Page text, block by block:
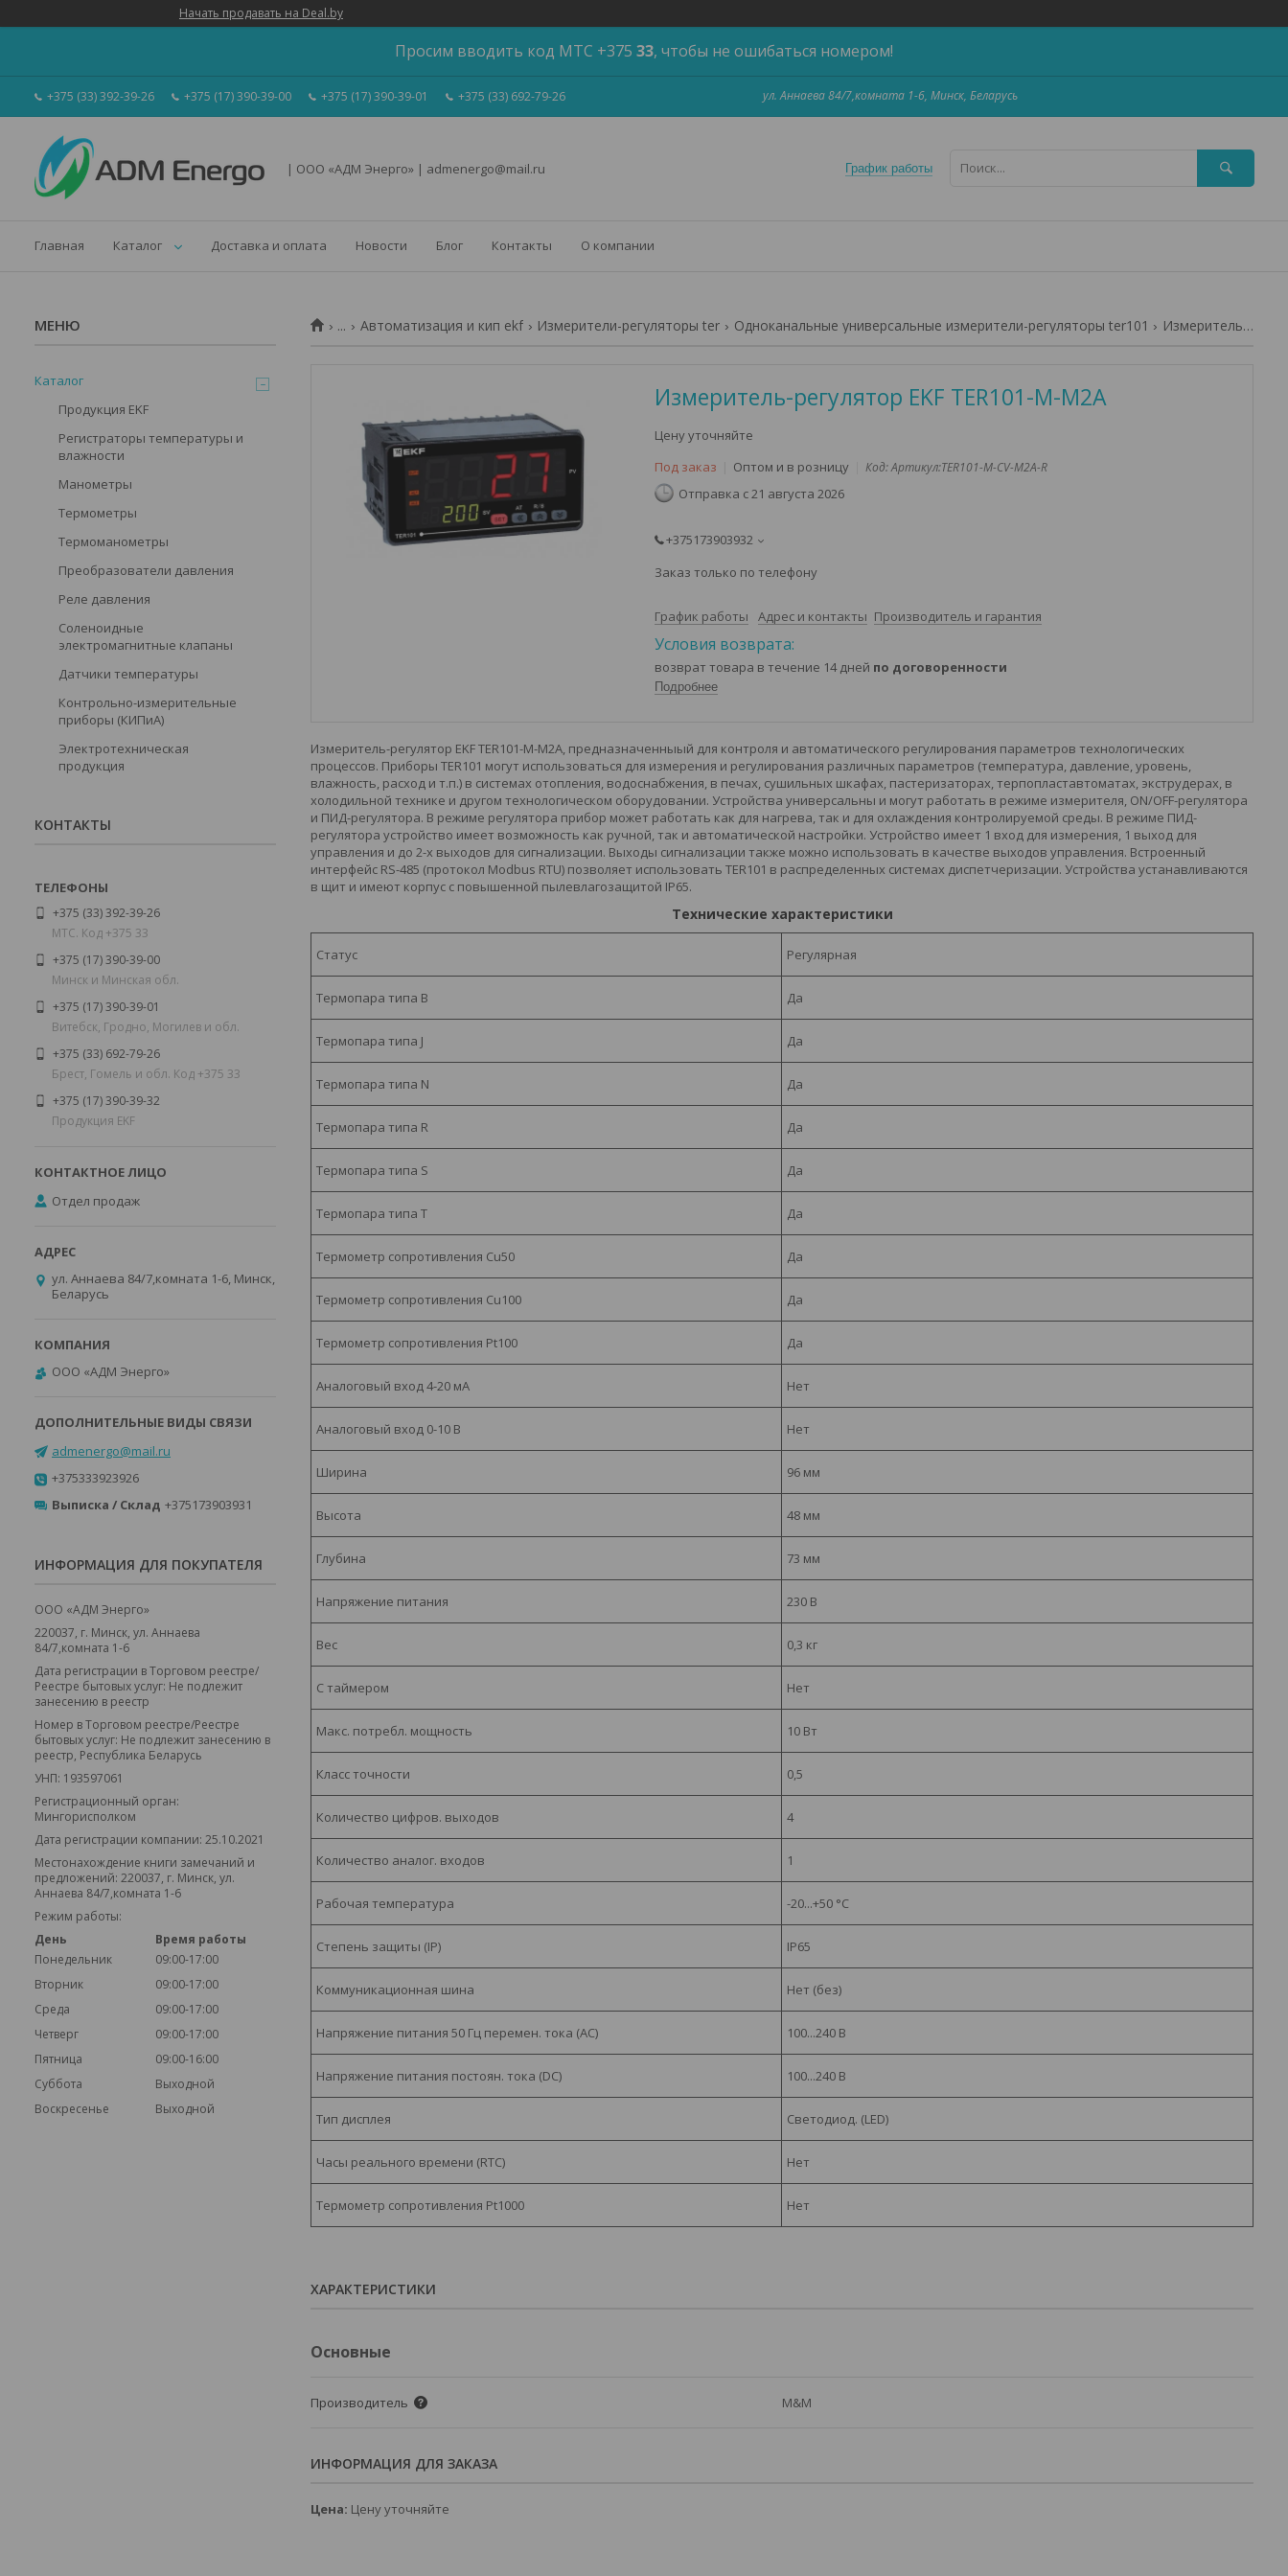
Начать продавать на Deal.by
Просим вводить код МТС +375 33, чтобы не ошибаться номером!
+375 (33) 392-39-26 +375 (17) 390-39-00 +375 (17) 390-39-01 +375 (33) 692-79-26 ул. Аннаева 84/7,комната 1-6, Минск, Беларусь
| ООО «АДМ Энерго» | admenergo@mail.ru График работы
Главная Каталог Доставка и оплата Новости Блог Контакты О компании
... Автоматизация и кип ekf Измерители-регуляторы ter Одноканальные универсальные измерители-регуляторы ter101 Измеритель-регулятор ekf ter101-m-m2a
Измеритель-регулятор EKF TER101-M-M2A
Цену уточняйте
Под заказ
Оптом и в розницу Код:Артикул:TER101-M-CV-M2A-R
Отправка с 21 августа 2026
+375173903932
Заказ только по телефону
График работы Адрес и контакты Производитель и гарантия
возврат товара в течение 14 дней по договоренности
Подробнее
Измеритель-регулятор EKF TER101-M-M2A, предназначенныый для контроля и автоматического регулирования параметров технологических
процессов. Приборы TER101 могут использоваться для измерения и регулирования различных параметров (температура, давление, уровень,
влажность, расход и т.п.) в системах отопления, водоснабжения, в печах, сушильных шкафах, пастеризаторах, терпопластавтоматах, экструдерах, в
холодильной технике и другом технологическом оборудовании. Устройства универсальны и могут работать в режиме измерителя, ON/OFF-регулятора
и ПИД-регулятора. В режиме регулятора прибор может работать как для нагрева, так и для охлаждения контролируемой среды. В режиме ПИД-
регулятора устройство имеет возможность как ручной, так и автоматической настройки. Устройство имеет 1 вход для измерения, 1 выход для
управления и до 2-х выходов для сигнализации. Выходы сигнализации также можно использовать в качестве выходов управления. Встроенный
интерфейс RS-485 (протокол Modbus RTU) позволяет использовать TER101 в распределенных системах диспетчеризации. Устройства устанавливаются
в щит и имеют корпус с повышенной пылевлагозащитой IP65.
Технические характеристики
Статус Регулярная
Термопара типа В Да
Термопара типа J Да
Термопара типа N Да
Термопара типа R Да
Термопара типа S Да
Термопара типа T Да
Термометр сопротивления Cu50 Да
Термометр сопротивления Cu100 Да
Термометр сопротивления Pt100 Да
Аналоговый вход 4-20 мА Нет
Аналоговый вход 0-10 В Нет
Ширина 96 мм
Высота 48 мм
Глубина 73 мм
Напряжение питания 230 В
Вес 0,3 кг
С таймером Нет
Макс. потребл. мощность 10 Вт
Класс точности 0,5
Количество цифров. выходов 4
Количество аналог. входов 1
Рабочая температура -20...+50 °C
Степень защиты (IP) IP65
Коммуникационная шина Нет (без)
Напряжение питания 50 Гц перемен. тока (AC) 100...240 В
Напряжение питания постоян. тока (DC) 100...240 В
Тип дисплея Светодиод. (LED)
Часы реального времени (RTC) Нет
Термометр сопротивления Pt1000 Нет
ХАРАКТЕРИСТИКИ
Основные
Производитель M&M
ИНФОРМАЦИЯ ДЛЯ ЗАКАЗА
Цена: Цену уточняйте
Каталог
Продукция EKF
Регистраторы температуры и
влажности
Манометры
Термометры
Термоманометры
Преобразователи давления
Реле давления
Соленоидные
электромагнитные клапаны
Датчики температуры
Контрольно-измерительные
приборы (КИПиА)
Электротехническая
продукция
КОНТАКТЫ
+375 (33) 392-39-26
МТС. Код +375 33
+375 (17) 390-39-00
Минск и Минская обл.
+375 (17) 390-39-01
Витебск, Гродно, Могилев и обл.
+375 (33) 692-79-26
Брест, Гомель и обл. Код +375 33
+375 (17) 390-39-32
Продукция EKF
Отдел продаж
ул. Аннаева 84/7,комната 1-6, Минск,
Беларусь
ООО «АДМ Энерго»
admenergo@mail.ru
+375333923926
Выписка / Склад +375173903931
ИНФОРМАЦИЯ ДЛЯ ПОКУПАТЕЛЯ
ООО «АДМ Энерго»
220037, г. Минск, ул. Аннаева
84/7,комната 1-6
Дата регистрации в Торговом реестре/
Реестре бытовых услуг: Не подлежит
занесению в реестр
Номер в Торговом реестре/Реестре
бытовых услуг: Не подлежит занесению в
реестр, Республика Беларусь
УНП: 193597061
Регистрационный орган:
Мингорисполком
Дата регистрации компании: 25.10.2021
Местонахождение книги замечаний и
предложений: 220037, г. Минск, ул.
Аннаева 84/7,комната 1-6
Режим работы:
День
Время работы
Понедельник
09:00-17:00
Вторник
09:00-17:00
Среда
09:00-17:00
Четверг
09:00-17:00
Пятница
09:00-16:00
Суббота
Выходной
Воскресенье
Выходной